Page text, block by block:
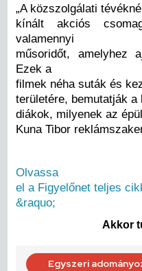
„A közszolgálati
kínált akciós
valamennyi
műsoridőt, amelyhez
Ezek a
filmek néha suták és
területére, bemutatják
diákok, milyenek az
Kuna Tibor
Olvassa
el a Figyelőnet teljes
&raquo;
Akkor